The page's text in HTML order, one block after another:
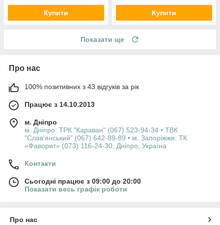
Купити Купити
Показати ще
Про нас
100% позитивних з 43 відгуків за рік
Працює з 14.10.2013
м. Дніпро
м. Дніпро: ТРК "Караван" (067) 523-94-34 • ТВК
"Слав'янський" (067) 642-89-89 • м. Запоріжжя: ТК
«Фаворит» (073) 116-24-30, Дніпро, Україна
Контакти
Сьогодні працює з 09:00 до 20:00
Показати весь графік роботи
Про нас